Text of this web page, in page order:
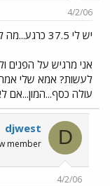
ו
ש
א
ר
4/2/06
יש לי 37.5 כרגע...מה לעשות?
אני מרגיש על הפנים
לעשות? אמא שלי
עולה כסף...המון...אם
D
djwest
member
4/2/06